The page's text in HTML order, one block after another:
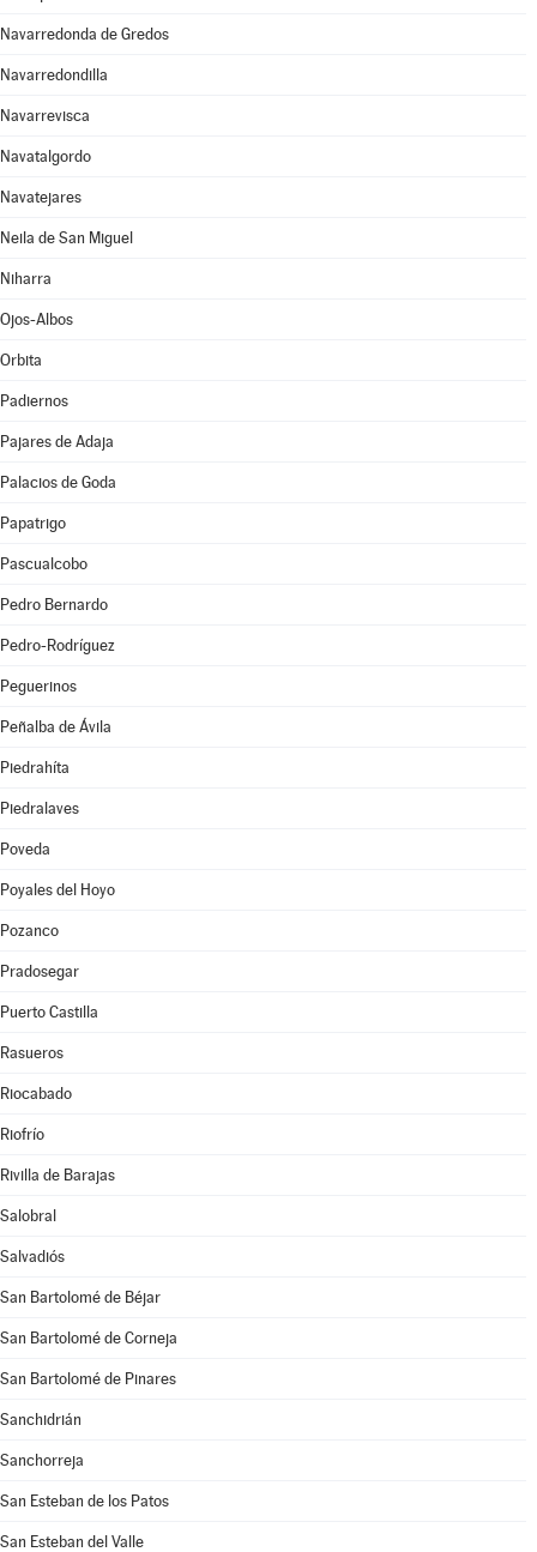
Navarredonda de Gredos
Navarredondilla
Navarrevisca
Navatalgordo
Navatejares
Neila de San Miguel
Niharra
Ojos-Albos
Orbita
Padiernos
Pajares de Adaja
Palacios de Goda
Papatrigo
Pascualcobo
Pedro Bernardo
Pedro-Rodríguez
Peguerinos
Peñalba de Ávila
Piedrahíta
Piedralaves
Poveda
Poyales del Hoyo
Pozanco
Pradosegar
Puerto Castilla
Rasueros
Riocabado
Riofrío
Rivilla de Barajas
Salobral
Salvadiós
San Bartolomé de Béjar
San Bartolomé de Corneja
San Bartolomé de Pinares
Sanchidrián
Sanchorreja
San Esteban de los Patos
San Esteban del Valle